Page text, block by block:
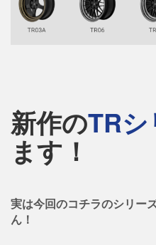
新作のTR
ます！
実は今回のコチラのシリー
ん！